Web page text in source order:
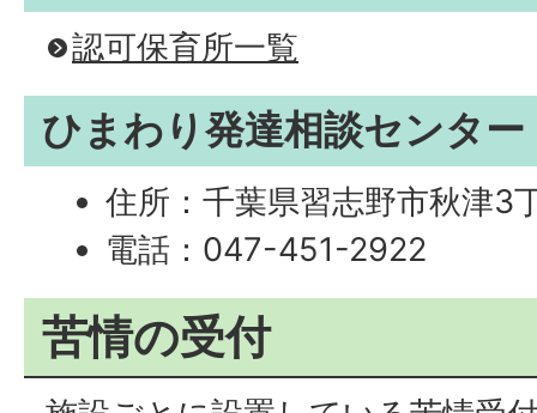
認可保育所一覧
ひまわり発達相談センター
住所：千葉県習志野市秋津3
電話：047-451-2922
苦情の受付